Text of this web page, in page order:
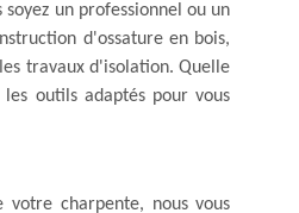
un professionnel ou un
d'ossature en bois,
travaux d'isolation. Quelle
outils adaptés pour vous
charpente, nous vous